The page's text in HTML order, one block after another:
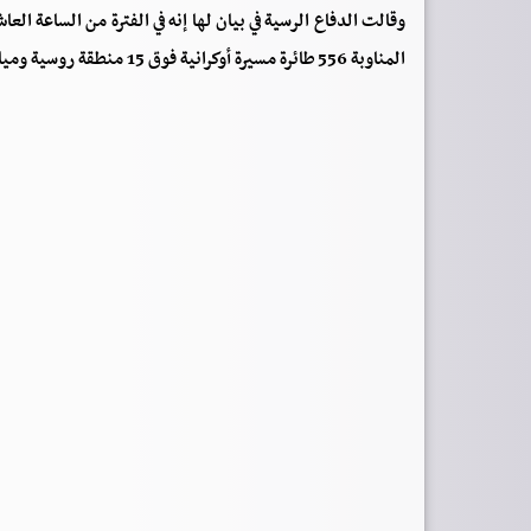
وقالت الدفاع الرسية في بيان لها إنه في الفترة من
المناوبة 556 طائرة مسيرة أوكرانية فوق 15 منطقة روسية ومياه البحر الأسود وبحر آزوف.